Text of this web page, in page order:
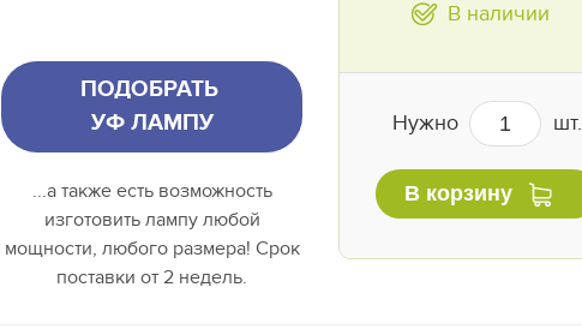
ПОДОБРАТЬ
УФ ЛАМПУ
...а также есть возможность
изготовить лампу любой
мощности, любого размера! Срок
поставки от 2 недель.
В наличии
Нужно шт.
В корзину